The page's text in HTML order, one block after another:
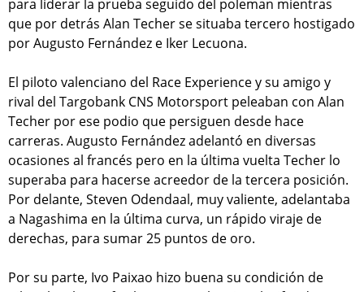
para liderar la prueba seguido del poleman mientras
que por detrás Alan Techer se situaba tercero hostigado
por Augusto Fernández e Iker Lecuona.
El piloto valenciano del Race Experience y su amigo y
rival del Targobank CNS Motorsport peleaban con Alan
Techer por ese podio que persiguen desde hace
carreras. Augusto Fernández adelantó en diversas
ocasiones al francés pero en la última vuelta Techer lo
superaba para hacerse acreedor de la tercera posición.
Por delante, Steven Odendaal, muy valiente, adelantaba
a Nagashima en la última curva, un rápido viraje de
derechas, para sumar 25 puntos de oro.
Por su parte, Ivo Paixao hizo buena su condición de